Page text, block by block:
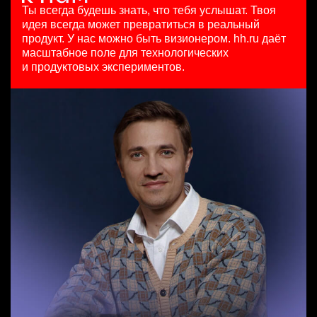
вчера
150000 ₽
Санкт-Петербург
HeadHunter::Коммерческий департамент
Ташкент
Менеджер по продажам в сегменте среднего и крупного
бизнеса
HeadHunter::Телефонные продажи
15 июл. 2026
з/п не указана
Ташкент
Team Lead TrustML
HeadHunter::Analytics/Data Science
29 июл. 2026
Москва
Ты всегда будешь знать, что тебя услышат. Твоя
идея всегда может превратиться в реальный
продукт. У нас можно быть визионером. hh.ru даёт
масштабное поле для технологических
и продуктовых экспериментов.